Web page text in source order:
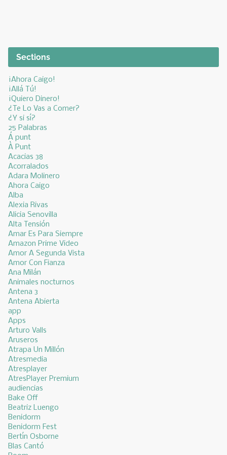
Sections
¡Ahora Caigo!
¡Allá Tú!
¡Quiero Dinero!
¿Te Lo Vas a Comer?
¿Y si sí?
25 Palabras
Á punt
À Punt
Acacias 38
Acorralados
Adara Molinero
Ahora Caigo
Alba
Alexia Rivas
Alicia Senovilla
Alta Tensión
Amar Es Para Siempre
Amazon Prime Video
Amor A Segunda Vista
Amor Con Fianza
Ana Milán
Animales nocturnos
Antena 3
Antena Abierta
app
Apps
Arturo Valls
Aruseros
Atrapa Un Millón
Atresmedia
Atresplayer
AtresPlayer Premium
audiencias
Bake Off
Beatriz Luengo
Benidorm
Benidorm Fest
Bertín Osborne
Blas Cantó